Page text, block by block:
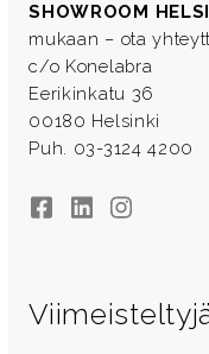
SHOWROOM
mukaan – ota
c/o Konelabra
Eerikinkatu 36
00180 Helsinki
Puh. 03-3124 4200
FacebookLinkedInInstagram